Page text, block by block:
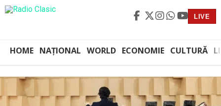
LIVE
HOME NAȚIONAL WORLD ECONOMIE CULTURĂ